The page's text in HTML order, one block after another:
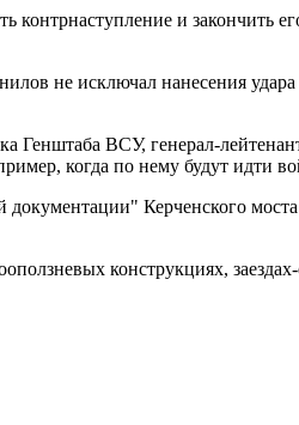
и закончить
не исключал нанесения удара
Генштаба ВСУ, генерал-
когда по нему будут идти
Керченского
конструкциях,